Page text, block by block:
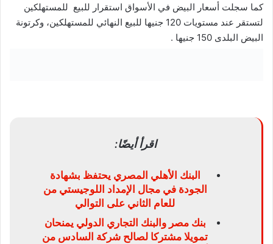
كما سجلت أسعار البيض في الأسواق استقرار للبيع للمستهلكين
لتستقر عند مستويات 120 جنيها للبيع النهائي للمستهلكين، وكرتونة
البيض البلدى 150 جنيها .
اقرأ أيضًا:
البنك الأهلي المصري يحتفظ بشهادة
الجودة في مجال الإمداد اللوجيستي من
للعام الثاني على التوالي
بنك مصر والبنك التجاري الدولي يمنحان
تمويلا مشتركا لصالح شركة السادس من